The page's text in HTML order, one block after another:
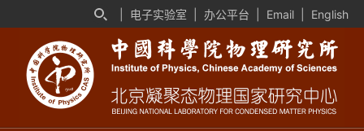
电子实验室 办公平台 Email English